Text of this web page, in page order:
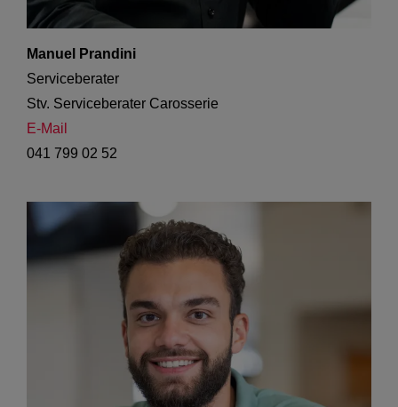
Manuel Prandini
Serviceberater
Stv. Serviceberater Carosserie
E-Mail
041 799 02 52